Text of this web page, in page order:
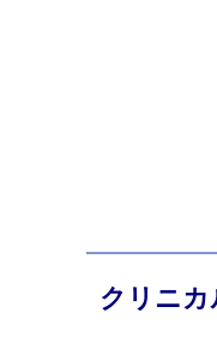
クリニ